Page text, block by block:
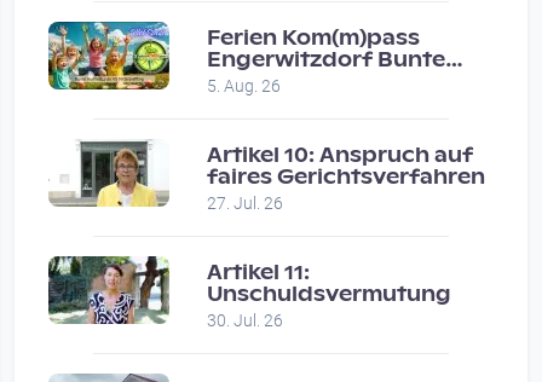
Vor 1 month 2 weeksFerien Kom(m)pass
Engerwitzdorf Bunte
Hundestunde
5. Aug. 26
Artikel 10: Anspruch auf
faires Gerichtsverfahren
27. Jul. 26
Artikel 11:
Unschuldsvermutung
30. Jul. 26